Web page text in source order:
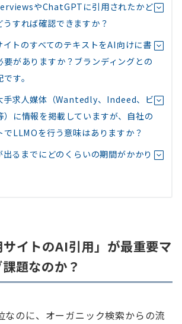
やChatGPTに引用されたかど
うすれば確認できますか？
イトのすべてのテキストをAI向けに書
要がありますか？ブランディングとの
す。
手求人媒体（Wantedly、Indeed、ビ
）に情報を掲載していますが、自社の
でLLMOを行う意味はありますか？
るまでにどのくらいの期間がかかり
イトのAI引用」が最重要マ
題なのか？
なのに、オーガニック検索からの流